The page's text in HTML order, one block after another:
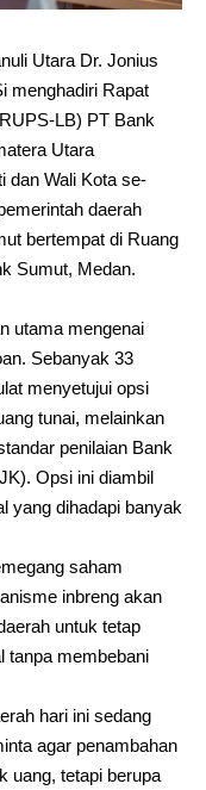
Utara Dr. Jonius
menghadiri Rapat
LB) PT Bank
Utara
dan Wali Kota se-
daerah
bertempat di Ruang
Sumut, Medan.
utama mengenai
Sebanyak 33
menyetujui opsi
tunai, melainkan
penilaian Bank
Opsi ini diambil
yang dihadapi banyak
saham
inbreng akan
untuk tetap
tanpa membebani
hari ini sedang
agar penambahan
uang, tetapi berupa